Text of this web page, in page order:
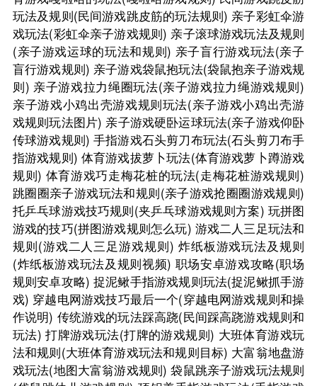
玩法及规则(民间游戏跳皮筋的玩法规则) 亲子彩虹伞游
戏玩法(彩虹伞亲子游戏规则) 亲子滚球游戏玩法及规则
(亲子游戏运球的玩法和规则) 亲子盲行游戏玩法(亲子
盲行游戏规则) 亲子游戏袋鼠抱玩法(袋鼠抱亲子游戏规
则) 亲子游戏拉力绳圈玩法(亲子游戏拉力绳游戏规则)
亲子游戏小鸡出壳游戏规则玩法(亲子游戏小鸡出壳游
戏规则玩法图片) 亲子游戏硬卧运球玩法(亲子游戏仰卧
传球游戏规则) 手指游戏石头剪刀布玩法(石头剪刀布手
指游戏规则) 体育游戏拔萝卜玩法(体育游戏萝卜蹲游戏
规则) 体育游戏巧走梅花桩的玩法(走梅花桩游戏规则)
跳圈圈亲子游戏玩法和规则(亲子游戏抢圈圈游戏规则)
托乒乓球游戏技巧规则(夹乒乓球游戏规则方案) 玩拼图
游戏的技巧(拼图游戏规则怎么玩) 游戏二人三足玩法和
规则(游戏二人三足游戏规则) 炸纸板游戏玩法及规则
(炸纸板游戏玩法及规则视频) 职场安卓游戏攻略(职场
规则安卓攻略) 捉泥鳅手指游戏规则玩法(捉泥鳅抓手游
戏) 穿越电网游戏技巧最后一个(穿越电网游戏规则和操
作说明) 传统游戏的玩法踩高跷(民间踩高跷游戏规则和
玩法) 打牌游戏玩法(打牌的游戏规则) 大班体育游戏玩
法和规则(大班体育游戏玩法和规则目标) 大富翁地盘游
戏玩法(地图大富翁游戏规则) 袋鼠跳亲子游戏玩法规则